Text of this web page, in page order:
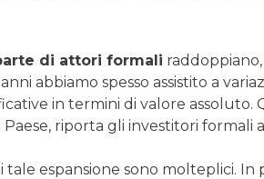
di attori formali raddoppiano,
abbiamo spesso assistito a
in termini di valore assoluto.
riporta gli investitori
tale espansione sono molteplici.